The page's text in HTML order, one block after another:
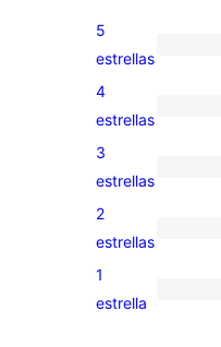
2
valoraciones
de
5
estrellas
5
estrellas
0
valoraciones
de
4
estrellas
4
estrellas
0
valoraciones
de
3
estrellas
3
estrellas
0
valoraciones
de
2
estrellas
0
1
estrella